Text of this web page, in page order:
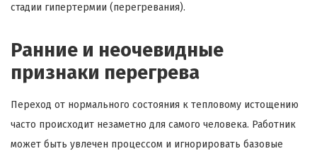
стадии гипертермии (перегревания).
Ранние и неочевидные
признаки перегрева
Переход от нормального состояния к тепловому истощению
часто происходит незаметно для самого человека. Работник
может быть увлечен процессом и игнорировать базовые